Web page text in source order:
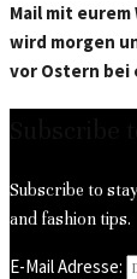
Mail mit eurem
wird morgen
vor Ostern bei
Subscribe to
and fashion tips.
E-Mail Adresse: